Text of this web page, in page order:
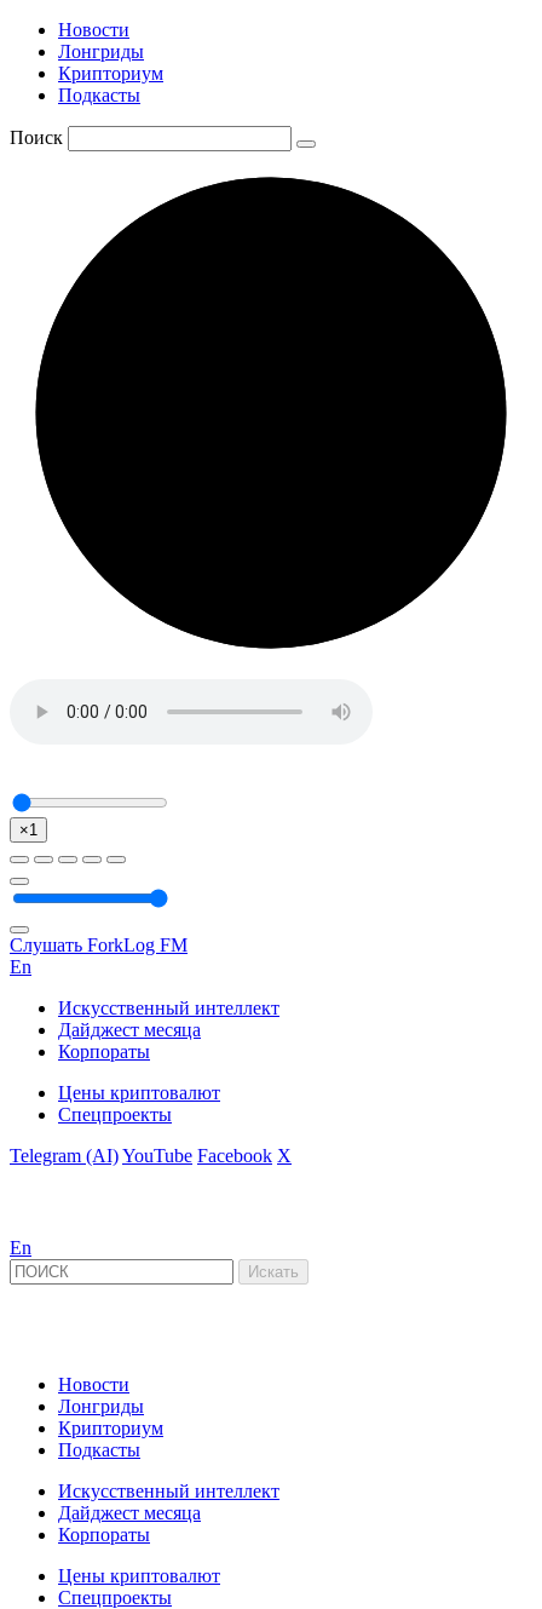
Новости
Лонгриды
Крипториум
Подкасты
Поиск
×1
Слушать ForkLog FM
En
Искусственный интеллект
Дайджест месяца
Корпораты
Цены криптовалют
Спецпроекты
Telegram (AI)YouTube Facebook X
En
Новости
Лонгриды
Крипториум
Подкасты
Искусственный интеллект
Дайджест месяца
Корпораты
Цены криптовалют
Спецпроекты